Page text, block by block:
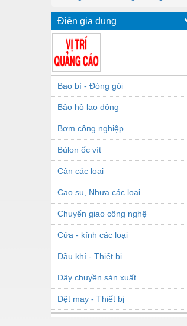
Điện gia dụng
Bao bì - Đóng gói
Bảo hộ lao động
Bơm công nghiệp
Bùlon ốc vít
Cân các loại
Cao su, Nhựa các loại
Chuyển giao công nghệ
Cửa - kính các loại
Dầu khí - Thiết bị
Dây chuyền sản xuất
Dệt may - Thiết bị